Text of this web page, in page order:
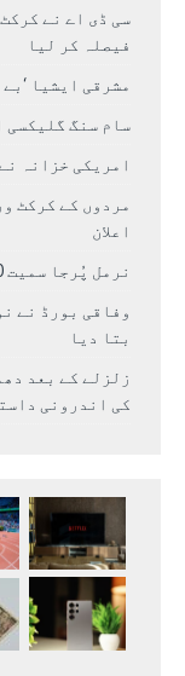
سی ڈی اے نے
فیصلہ کر لیا
مشرقی ایشیا
سام سنگ گلیکسی ایس 27 الٹرا سے ایک کیمرا
امریکی خزانہ
اعلان
نرمل پُرجا سمیت 10 کوہ پیما براڈ پیک پر لاپتہ
وفاقی بورڈ نے
بتا دیا
زلزلے کے بعد
کی اندرونی